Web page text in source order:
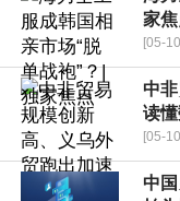
家
[05-
中
读
[05-
中